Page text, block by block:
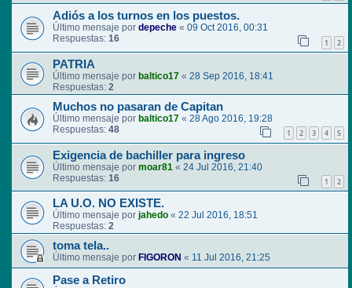
Adiós a los turnos en los puestos.
Último mensaje por depeche « 09 Oct 2016, 00:31
Respuestas: 16 1 2
PATRIA
Último mensaje por baltico17 « 28 Sep 2016, 18:41
Respuestas: 2
Muchos no pasaran de Capitan
Último mensaje por baltico17 « 28 Ago 2016, 19:28
Respuestas: 48 1 2 3 4 5
Exigencia de bachiller para ingreso
Último mensaje por moar81 « 24 Jul 2016, 21:40
Respuestas: 16 1 2
LA U.O. NO EXISTE.
Último mensaje por jahedo « 22 Jul 2016, 18:51
Respuestas: 2
toma tela..
Último mensaje por FIGORON « 11 Jul 2016, 21:25
Pase a Retiro